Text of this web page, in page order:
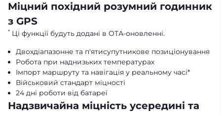
Міцний похідний розумний годинник
з GPS
* Ці функції будуть додані в ОТА-оновленні.
Двохдіапазонне та п'ятисупутникове позиціонування
Робота при наднизьких температурах
Імпорт маршруту та навігація у реальному часі*
Військовий стандарт міцності
24 дні роботи від батареї
Надзвичайна міцність усередині та